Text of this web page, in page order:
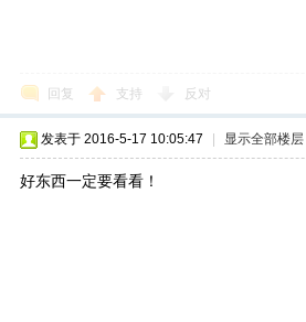
回复 支持 反对
发表于 2016-5-17 10:05:47 显示全部楼层
好东西一定要看看！